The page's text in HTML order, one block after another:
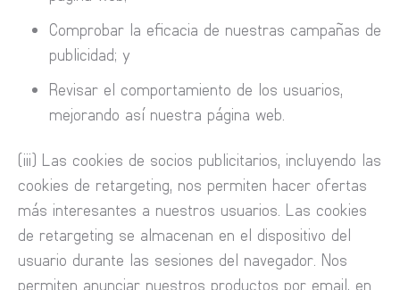
Comprobar la eficacia de nuestras campañas de
publicidad; y
Revisar el comportamiento de los usuarios,
mejorando así nuestra página web.
(iii) Las cookies de socios publicitarios, incluyendo las
cookies de retargeting, nos permiten hacer ofertas
más interesantes a nuestros usuarios. Las cookies
de retargeting se almacenan en el dispositivo del
usuario durante las sesiones del navegador. Nos
permiten anunciar nuestros productos por email, en